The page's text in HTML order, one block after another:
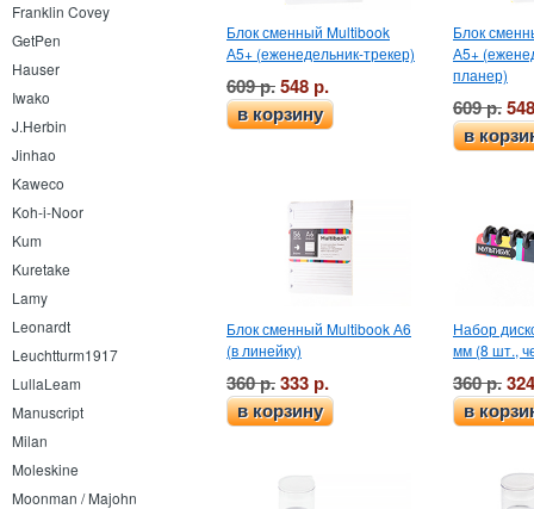
Franklin Covey
GetPen
Hauser
Iwako
J.Herbin
Jinhao
Kaweco
Koh-i-Noor
Kum
Kuretake
Lamy
Leonardt
Leuchtturm1917
LullaLeam
Manuscript
Milan
Moleskine
Moonman / Majohn
Блок сменный Multibook
А5+ (еженедельник-трекер)
609 р.548 р.
в корзину
Блок
А5+
планер)
609 р.
в
Блок сменный Multibook А6
(в линейку)
360 р.333 р.
в корзину
Набор
мм (8 шт.,
360 р.
в